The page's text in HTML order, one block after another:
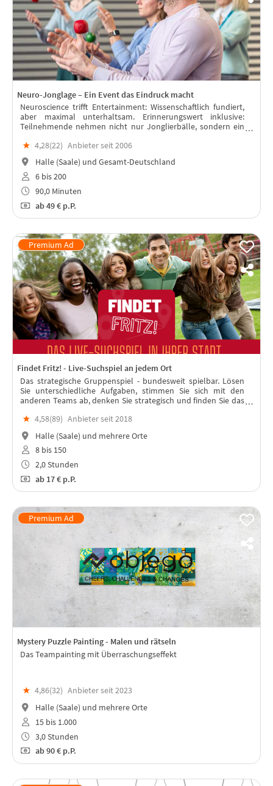
Neuro-Jonglage – Ein Event das Eindruck macht
Neuroscience trifft Entertainment: Wissenschaftlich fundiert,
aber maximal unterhaltsam. Erinnerungswert inklusive:
Teilnehmende nehmen nicht nur Jonglierbälle, sondern ein
★ 4,28(22) Anbieter seit 2006
Halle (Saale) und Gesamt-Deutschland
6 bis 200
90,0 Minuten
ab49 € p.P.
Findet Fritz! - Live-Suchspiel an jedem Ort
Das strategische Gruppenspiel - bundesweit spielbar. Lösen
Sie unterschiedliche Aufgaben, stimmen Sie sich mit den
anderen Teams ab, denken Sie strategisch und finden Sie das
★ 4,58(89) Anbieter seit 2018
Halle (Saale) und mehrere Orte
8 bis 150
2,0 Stunden
ab17 € p.P.
Mystery Puzzle Painting - Malen und rätseln
Das Teampainting mit Überraschungseffekt
★ 4,86(32) Anbieter seit 2023
Halle (Saale) und mehrere Orte
15 bis 1.000
3,0 Stunden
ab90 € p.P.